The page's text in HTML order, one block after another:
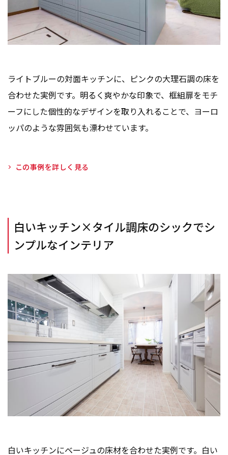
ライトブルーの対面キッチンに、ピンクの大理石調の床を
合わせた実例です。明るく爽やかな印象で、框組扉をモチ
ーフにした個性的なデザインを取り入れることで、ヨーロ
ッパのような雰囲気も漂わせています。
この事例を詳しく見る
白いキッチン×タイル調床のシックでシ
ンプルなインテリア
白いキッチンにベージュの床材を合わせた実例です。白い